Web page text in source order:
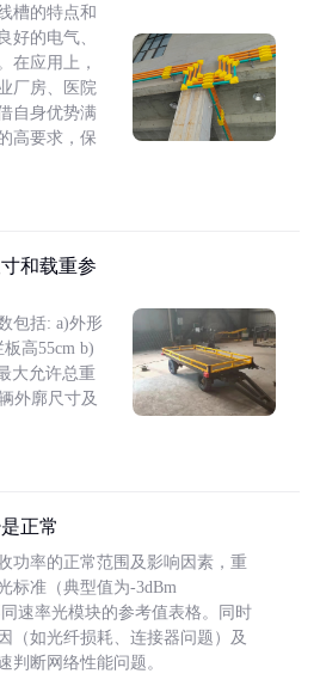
槽的特点和
好的电气、
在应用上，
厂房、医院
自身优势满
高要求，保
和载重参
包括: a)外形
高55cm b)
大允许总重
外廓尺寸及
正常
功率的正常范围及影响因素，重
标准（典型值为-3dBm
速率光模块的参考值表格。同时
（如光纤损耗、连接器问题）及
判断网络性能问题。